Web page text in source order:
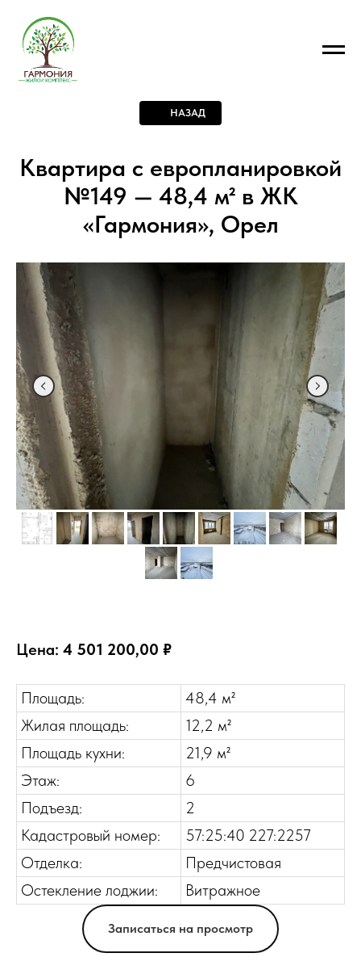
НАЗАД
Квартира с европланировкой
№149 — 48,4 м² в ЖК
«Гармония», Орел
Цена: 4 501 200,00 ₽
Площадь:
48,4 м²
Жилая площадь:
12,2 м²
Площадь кухни:
21,9 м²
Этаж:
6
Подъезд:
2
Кадастровый номер:
57:25:40 227:2257
Отделка:
Предчистовая
Остекление лоджии:
Витражное
Записаться на просмотр